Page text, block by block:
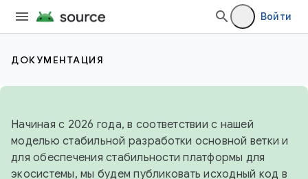
Войти
ДОКУМЕНТАЦИЯ
Начиная с 2026 года, в соответствии с нашей
моделью стабильной разработки основной ветки и
для обеспечения стабильности платформы для
экосистемы, мы будем публиковать исходный код в